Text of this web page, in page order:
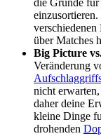
die Gründe für
über Matches
Big Picture
Veränderung
nicht
daher deine
kleine Dinge
drohenden